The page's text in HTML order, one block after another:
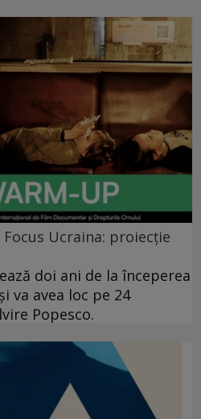
Ucraina: proiecție
doi ani de la începerea
va avea loc pe 24
Popesco.